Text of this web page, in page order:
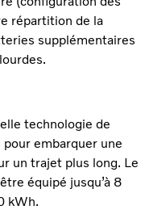
répartition de la
supplémentaires
technologie de
embarquer une
un trajet plus long. Le
équipé jusqu’à 8
kWh.